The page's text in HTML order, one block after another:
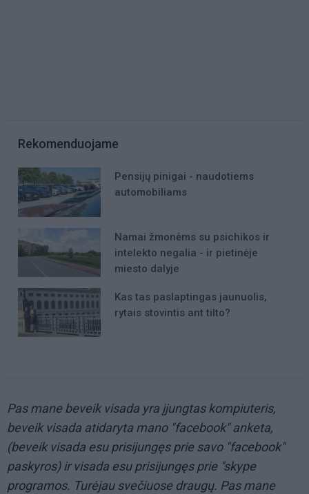
Rekomenduojame
Pensijų pinigai - naudotiems
automobiliams
Namai žmonėms su psichikos ir
intelekto negalia - ir pietinėje
miesto dalyje
Kas tas paslaptingas jaunuolis,
rytais stovintis ant tilto?
Pas mane beveik visada yra įjungtas kompiuteris,
beveik visada atidaryta mano "facebook" anketa,
(beveik visada esu prisijungęs prie savo "facebook"
paskyros) ir visada esu prisijungęs prie "skype
programos. Turėjau svečiuose draugų. Pas mane